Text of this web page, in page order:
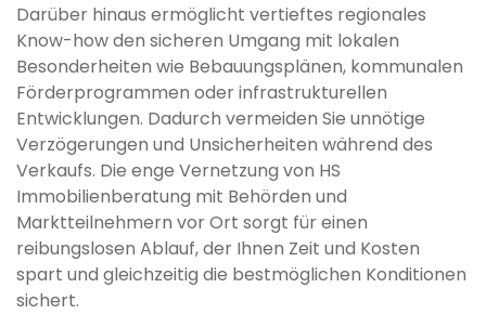
Darüber hinaus ermöglicht vertieftes regionales
Know-how den sicheren Umgang mit lokalen
Besonderheiten wie Bebauungsplänen, kommunalen
Förderprogrammen oder infrastrukturellen
Entwicklungen. Dadurch vermeiden Sie unnötige
Verzögerungen und Unsicherheiten während des
Verkaufs. Die enge Vernetzung von HS
Immobilienberatung mit Behörden und
Marktteilnehmern vor Ort sorgt für einen
reibungslosen Ablauf, der Ihnen Zeit und Kosten
spart und gleichzeitig die bestmöglichen Konditionen
sichert.